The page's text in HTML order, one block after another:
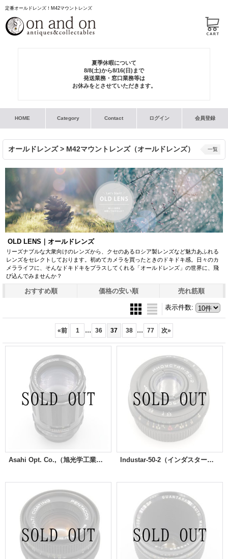
定番オールドレンズ！M42マウントレンズ
夏季休暇について
8/8(土)から8/16(日)まで
発送業務・窓口業務等は
お休みをとさせていただきます。
HOME Category Contact ログイン 会員登録
オールドレンズ > M42マウントレンズ（オールドレンズ）
OLD LENS｜オールドレンズ
リーズナブルな大衆向けのレンズから、クセのあるロシア製レンズなど魅力あふれる
レンズをセレクトしております。初めてカメラを買ったときのドキドキ感。日々のカ
メラライフに、そんなドキドキをプラスしてくれる「オールドレンズ」の世界に、飛
び込んでみませんか？
一覧
おすすめ順 価格の安い順 売れ筋順
表示件数:
«前 1 ... 36 37 38 ... 77 次»
Asahi Opt. Co.,（旭光学工業）Super-Takumar （スーパータクマー）135mm / F3.5 （スーパータクマー） Industar-50-2（インダスター）50mm/F3.5